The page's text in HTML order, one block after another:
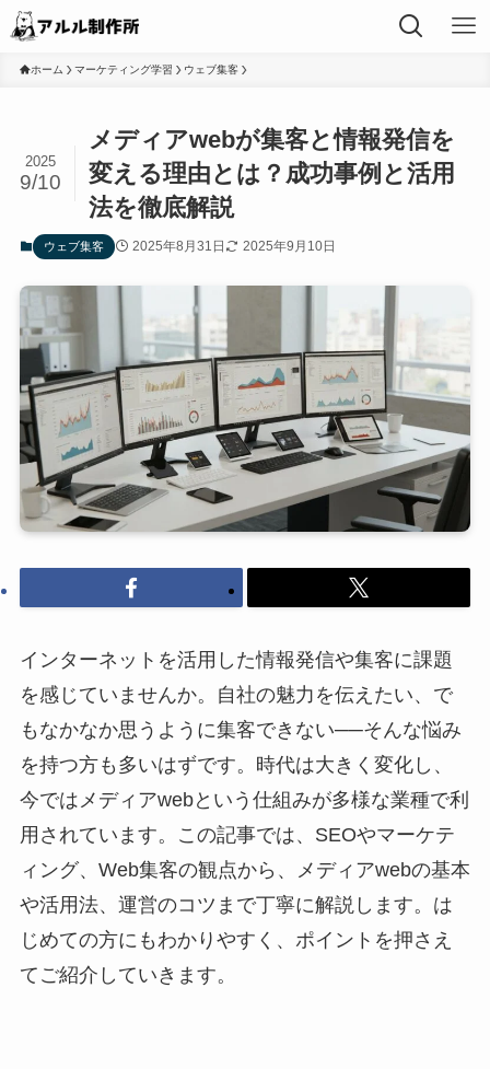
ホーム マーケティング学習 ウェブ集客
メディアwebが集客と情報発信を
変える理由とは？成功事例と活用
法を徹底解説
2025
9/10
ウェブ集客 2025年8月31日 2025年9月10日
インターネットを活用した情報発信や集客に課題
を感じていませんか。自社の魅力を伝えたい、で
もなかなか思うように集客できない──そんな悩み
を持つ方も多いはずです。時代は大きく変化し、
今ではメディアwebという仕組みが多様な業種で利
用されています。この記事では、SEOやマーケテ
ィング、Web集客の観点から、メディアwebの基本
や活用法、運営のコツまで丁寧に解説します。は
じめての方にもわかりやすく、ポイントを押さえ
てご紹介していきます。